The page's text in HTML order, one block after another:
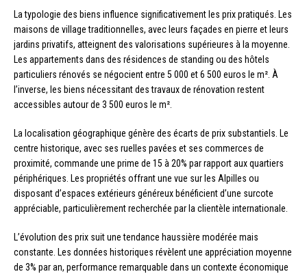
La typologie des biens influence significativement les prix pratiqués. Les
maisons de village traditionnelles, avec leurs façades en pierre et leurs
jardins privatifs, atteignent des valorisations supérieures à la moyenne.
Les appartements dans des résidences de standing ou des hôtels
particuliers rénovés se négocient entre 5 000 et 6 500 euros le m². À
l’inverse, les biens nécessitant des travaux de rénovation restent
accessibles autour de 3 500 euros le m².
La localisation géographique génère des écarts de prix substantiels. Le
centre historique, avec ses ruelles pavées et ses commerces de
proximité, commande une prime de 15 à 20% par rapport aux quartiers
périphériques. Les propriétés offrant une vue sur les Alpilles ou
disposant d’espaces extérieurs généreux bénéficient d’une surcote
appréciable, particulièrement recherchée par la clientèle internationale.
L’évolution des prix suit une tendance haussière modérée mais
constante. Les données historiques révèlent une appréciation moyenne
de 3% par an, performance remarquable dans un contexte économique